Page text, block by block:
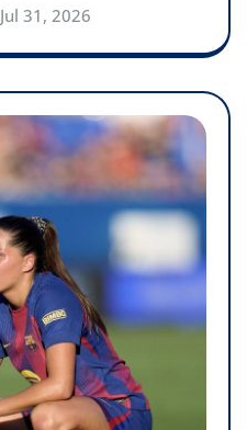
Jul 31, 2026